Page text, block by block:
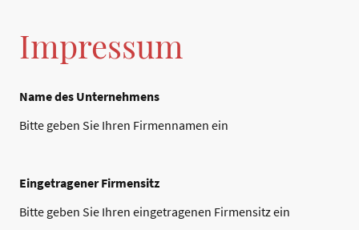
Impressum
Name des Unternehmens
Bitte geben Sie Ihren Firmennamen ein
Eingetragener Firmensitz
Bitte geben Sie Ihren eingetragenen Firmensitz ein